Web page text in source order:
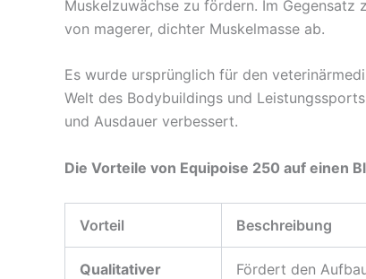
Muskelzuwächse zu fördern. Im
von magerer, dichter Muskelmasse ab.
Es wurde ursprünglich für den
Welt des Bodybuildings und
und Ausdauer verbessert.
Die Vorteile von Equipoise 250 auf einen
Vorteil Beschreibung
Qualitativer
Fördert den